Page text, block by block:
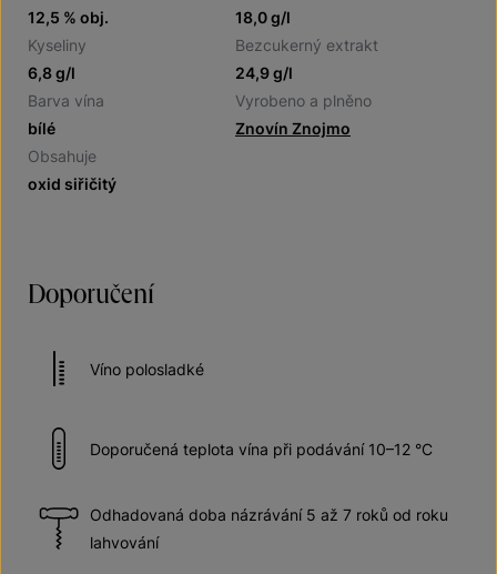
12,5 % obj.
18,0 g/l
Kyseliny
6,8 g/l
Bezcukerný extrakt
24,9 g/l
Barva vína
bílé
Vyrobeno a plněno
Znovín Znojmo
Obsahuje
oxid siřičitý
Doporučení
Víno polosladké
Doporučená teplota vína při podávání 10–12 °C
Odhadovaná doba názrávání 5 až 7 roků od roku
lahvování